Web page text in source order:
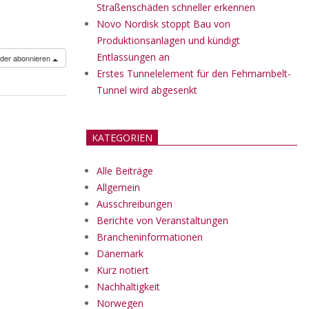
abonnieren
Straßenschäden schneller erkennen
Novo Nordisk stoppt Bau von
Produktionsanlagen und kündigt
Entlassungen an
Erstes Tunnelelement für den Fehmarnbelt-
Tunnel wird abgesenkt
KATEGORIEN
Alle Beiträge
Allgemein
Ausschreibungen
Berichte von Veranstaltungen
Brancheninformationen
Dänemark
Kurz notiert
Nachhaltigkeit
Norwegen